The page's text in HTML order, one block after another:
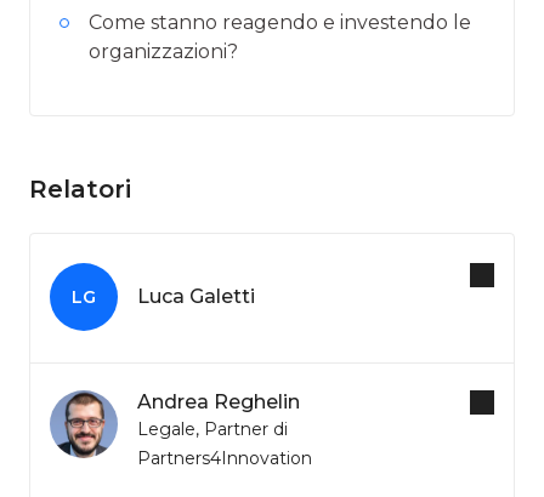
Come stanno reagendo e investendo le
organizzazioni?
Relatori
LG Luca Galetti
Andrea Reghelin
Legale, Partner di
Partners4Innovation